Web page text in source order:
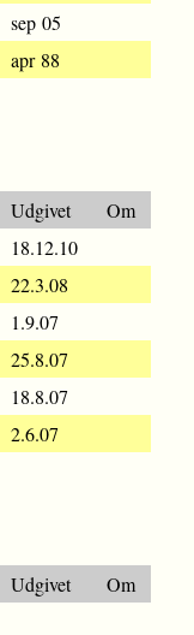
sep 05
apr 88
Udgivet
Om
18.12.10
22.3.08
1.9.07
25.8.07
18.8.07
2.6.07
Udgivet
Om